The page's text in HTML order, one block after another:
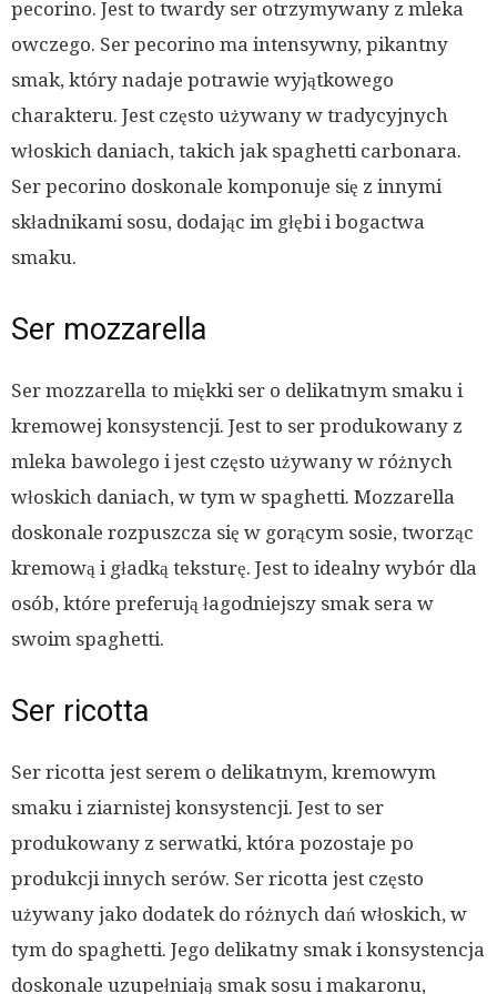
pecorino. Jest to twardy ser otrzymywany z mleka
owczego. Ser pecorino ma intensywny, pikantny
smak, który nadaje potrawie wyjątkowego
charakteru. Jest często używany w tradycyjnych
włoskich daniach, takich jak spaghetti carbonara.
Ser pecorino doskonale komponuje się z innymi
składnikami sosu, dodając im głębi i bogactwa
smaku.
Ser mozzarella
Ser mozzarella to miękki ser o delikatnym smaku i
kremowej konsystencji. Jest to ser produkowany z
mleka bawolego i jest często używany w różnych
włoskich daniach, w tym w spaghetti. Mozzarella
doskonale rozpuszcza się w gorącym sosie, tworząc
kremową i gładką teksturę. Jest to idealny wybór dla
osób, które preferują łagodniejszy smak sera w
swoim spaghetti.
Ser ricotta
Ser ricotta jest serem o delikatnym, kremowym
smaku i ziarnistej konsystencji. Jest to ser
produkowany z serwatki, która pozostaje po
produkcji innych serów. Ser ricotta jest często
używany jako dodatek do różnych dań włoskich, w
tym do spaghetti. Jego delikatny smak i konsystencja
doskonale uzupełniają smak sosu i makaronu,